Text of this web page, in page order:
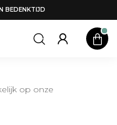
BEDENKTIJD
op onze